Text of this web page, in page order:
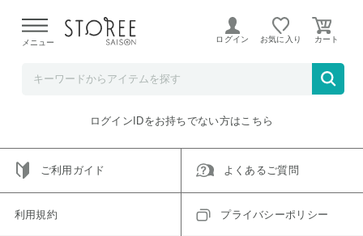
よる配送遅延が発生しております。
メニュー ログイン お気に入り
ご指定のアイテムは取り扱い終了、またはただいま取り扱い
トップへ戻る
ログインIDをお持ちでない方はこちら
ご利用ガイド よくあるご質問
利用規約 プライバシーポリシー